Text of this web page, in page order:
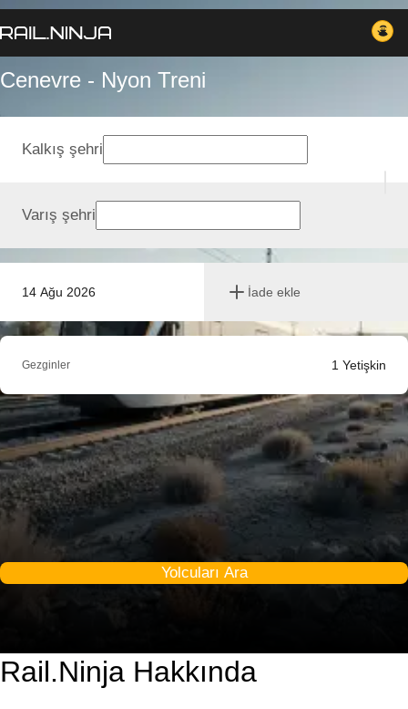
Cenevre - Nyon Treni
14 Ağu 2026 İade ekle
Kalkış şehri
Varış şehri
Gezginler 1 Yetişkin
Yolcuları Ara
Rail.Ninja Hakkında